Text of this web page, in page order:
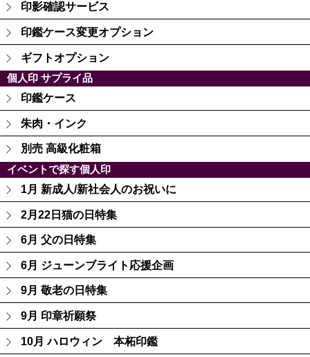
印影確認サービス
印鑑ケース変更オプション
ギフトオプション
個人印 サプライ品
印鑑ケース
朱肉・インク
別売 高級化粧箱
イベントで探す個人印
1月 新成人/新社会人のお祝いに
2月22日猫の日特集
6月 父の日特集
6月 ジューンブライト応援企画
9月 敬老の日特集
9月 印章祈願祭
10月 ハロウィン 本柘印鑑